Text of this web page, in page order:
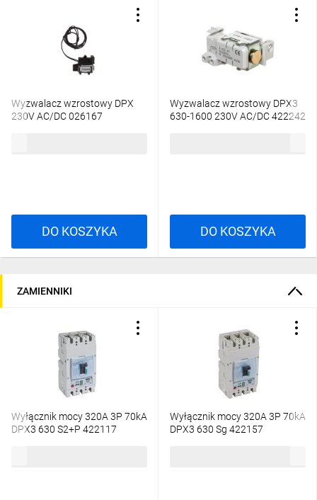
Wyzwalacz wzrostowy DPX
230V AC/DC 026167
DO KOSZYKA
Wyzwalacz wzrostowy DPX3
630-1600 230V AC/DC 422242
DO KOSZYKA
ZAMIENNIKI
Wyłącznik mocy 320A 3P 70kA
DPX3 630 S2+P 422117
Wyłącznik mocy 320A 3P 70kA
DPX3 630 Sg 422157